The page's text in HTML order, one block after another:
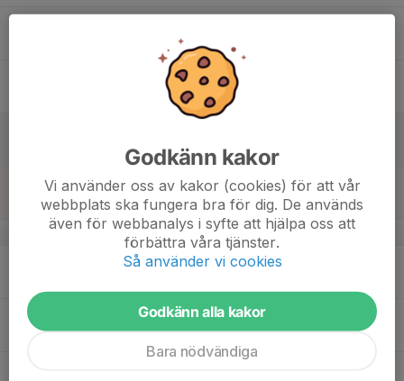
v.47
17
Godkänn kakor
Vi använder oss av kakor (cookies) för att vår
webbplats ska fungera bra för dig. De används
även för webbanalys i syfte att hjälpa oss att
förbättra våra tjänster.
Så använder vi cookies
Godkänn alla kakor
Bara nödvändiga